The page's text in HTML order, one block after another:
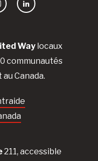
Waylocaux
communautés
Canada.
211, accessible
LinkedIn